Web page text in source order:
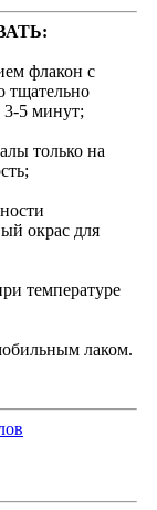
флакон с
тщательно
3-5 минут;
только на
окрас для
температуре
лаком.